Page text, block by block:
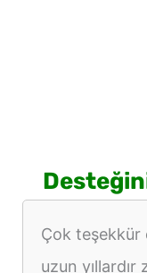
Çok teşekkür
uzun